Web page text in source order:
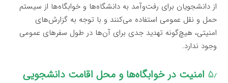
از دانشجویان برای رفت‌وآمد به دانشگاه‌ها و خوابگاه‌ها از سیستم
حمل و نقل عمومی استفاده می‌کنند و با توجه به گزارش‌های
امنیتی، هیچ‌گونه تهدید جدی برای آن‌ها در طول سفرهای عمومی
وجود ندارد.
۵٫ امنیت در خوابگاه‌ها و محل اقامت دانشجویی